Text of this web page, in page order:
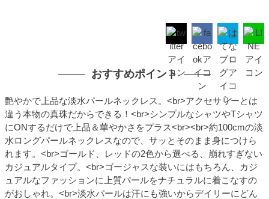
おすすめポイント
艶やかで上品な淡水パールネックレス。<br>アクセサリーとは
違う本物の真珠だからできる！<br>シンプルなシャツやTシャツ
にONするだけで上品＆華やかさをプラス<br><br>約100cmの淡
水ロングパールネックレスなので、サッとそのまま身につけら
れます。<br>ゴールド、レッドの2色から選べる、崩れすぎない
カジュアルタイプ。<br>ゴージャスな装いにはもちろん、カジ
ュアルなファッションに上質パールをナチュラルに着こなすの
がおしゃれ。<br>淡水パールは汗にも強いからデイリーにどん